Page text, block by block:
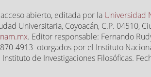
abierto, editada por la Universidad
Universitaria, Coyoacán, C.P. 04510,
. Editor responsable: Fernando
4913 otorgados por el Instituto
de Investigaciones Filosóficas.